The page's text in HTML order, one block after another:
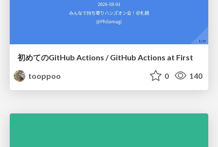
初めてのGitHub Actions / GitHub Actions at First
tooppoo
0 140